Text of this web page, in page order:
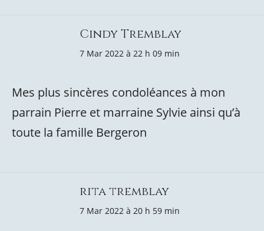
Cindy Tremblay
7 Mar 2022 à 22 h 09 min
Mes plus sincères condoléances à mon
parrain Pierre et marraine Sylvie ainsi qu’à
toute la famille Bergeron
rita tremblay
7 Mar 2022 à 20 h 59 min